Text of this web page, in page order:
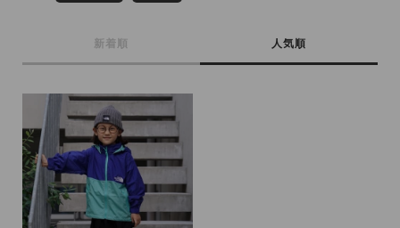
サイズ
新着順 人気順